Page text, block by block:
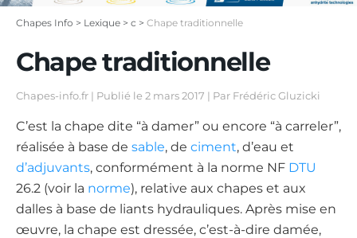
Chapes Info > Lexique > c > Chape traditionnelle
Chape traditionnelle
Chapes-info.fr | Publié le 2 mars 2017 | Par Frédéric Gluzicki
C’est la chape dite “à damer” ou encore “à carreler”,
réalisée à base de sable, de ciment, d’eau et
d’adjuvants, conformément à la norme NF DTU
26.2 (voir la norme), relative aux chapes et aux
dalles à base de liants hydrauliques. Après mise en
œuvre, la chape est dressée, c’est-à-dire damée,